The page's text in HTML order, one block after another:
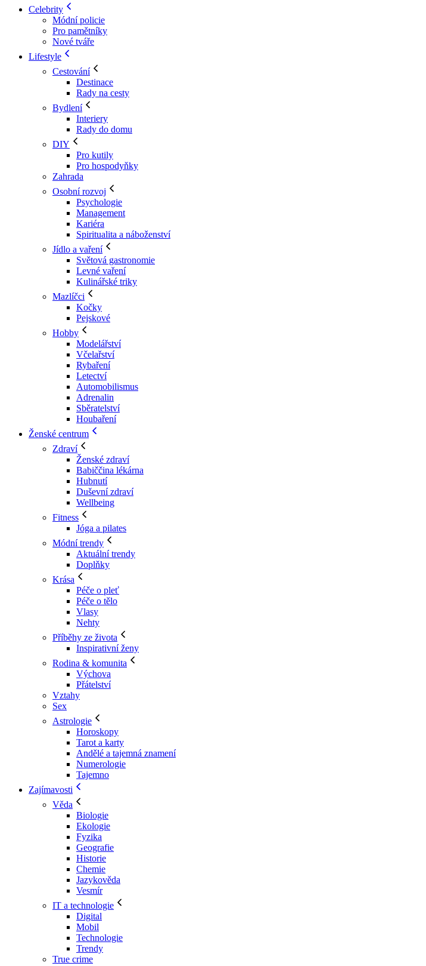
Celebrity
Módní policie
Pro pamětníky
Nové tváře
Lifestyle
Cestování
Destinace
Rady na cesty
Bydlení
Interiery
Rady do domu
DIY
Pro kutily
Pro hospodyňky
Zahrada
Osobní rozvoj
Psychologie
Management
Kariéra
Spiritualita a náboženství
Jídlo a vaření
Světová gastronomie
Levné vaření
Kulinářské triky
Mazlíčci
Kočky
Pejskové
Hobby
Modelářství
Včelařství
Rybaření
Letectví
Automobilismus
Adrenalin
Sběratelství
Houbaření
Ženské centrum
Zdraví
Ženské zdraví
Babiččina lékárna
Hubnutí
Duševní zdraví
Wellbeing
Fitness
Jóga a pilates
Módní trendy
Aktuální trendy
Doplňky
Krása
Péče o pleť
Péče o tělo
Vlasy
Nehty
Příběhy ze života
Inspirativní ženy
Rodina & komunita
Výchova
Přátelství
Vztahy
Sex
Astrologie
Horoskopy
Tarot a karty
Andělé a tajemná znamení
Numerologie
Tajemno
Zajímavosti
Věda
Biologie
Ekologie
Fyzika
Geografie
Historie
Chemie
Jazykověda
Vesmír
IT a technologie
Digital
Mobil
Technologie
Trendy
True crime